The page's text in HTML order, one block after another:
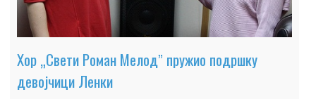
Хор „Свети Роман Мелодˮ пружио подршку
девојчици Ленки